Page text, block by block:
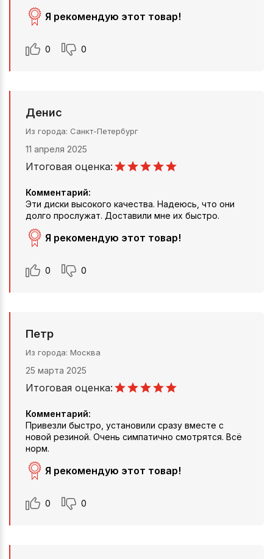
Я рекомендую этот товар!
0 0
Денис
Из города Санкт-Петербург
11 апреля 2025
Итоговая оценка:
Комментарий:
Эти диски высокого качества. Надеюсь, что они
долго прослужат. Доставили мне их быстро.
Я рекомендую этот товар!
0 0
Петр
Из города Москва
25 марта 2025
Итоговая оценка:
Комментарий:
Привезли быстро, установили сразу вместе с
новой резиной. Очень симпатично смотрятся. Всё
норм.
Я рекомендую этот товар!
0 0